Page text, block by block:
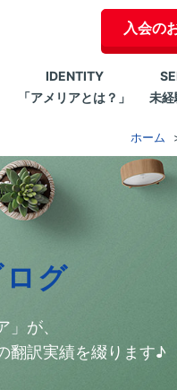
入会の
IDENTITY
「アメリアとは？」
未
ホーム
グ
が、
翻訳実績を綴ります♪